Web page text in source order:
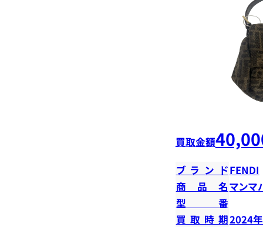
買取金額
ブランドFENDI
商品名マンマ
型番
買取時期2024